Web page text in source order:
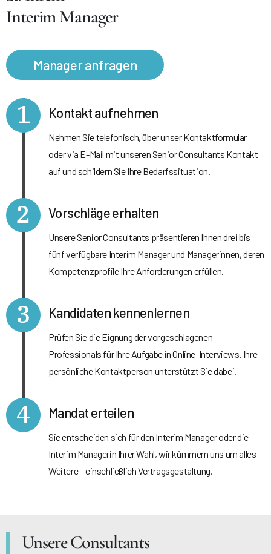
Interim Manager
Manager anfragen
1 Kontakt aufnehmen
Nehmen Sie telefonisch, über unser Kontaktformular
oder via E-Mail mit unseren Senior Consultants Kontakt
auf und schildern Sie Ihre Bedarfssituation.
2 Vorschläge erhalten
Unsere Senior Consultants präsentieren Ihnen drei bis
fünf verfügbare Interim Manager und Managerinnen, deren
Kompetenzprofile Ihre Anforderungen erfüllen.
3 Kandidaten kennenlernen
Prüfen Sie die Eignung der vorgeschlagenen
Professionals für Ihre Aufgabe in Online-Interviews. Ihre
persönliche Kontaktperson unterstützt Sie dabei.
4 Mandat erteilen
Sie entscheiden sich für den Interim Manager oder die
Interim Managerin Ihrer Wahl, wir kümmern uns um alles
Weitere – einschließlich Vertragsgestaltung.
Unsere Consultants